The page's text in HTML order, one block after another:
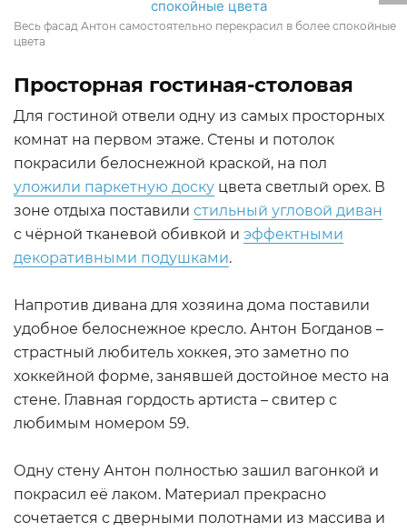
Весь фасад Антон самостоятельно перекрасил в более спокойные
цвета
Просторная гостиная-столовая
Для гостиной отвели одну из самых просторных
комнат на первом этаже. Стены и потолок
покрасили белоснежной краской, на пол
уложили паркетную доску цвета светлый орех. В
зоне отдыха поставили стильный угловой диван
с чёрной тканевой обивкой и эффектными
декоративными подушками.
Напротив дивана для хозяина дома поставили
удобное белоснежное кресло. Антон Богданов –
страстный любитель хоккея, это заметно по
хоккейной форме, занявшей достойное место на
стене. Главная гордость артиста – свитер с
любимым номером 59.
Одну стену Антон полностью зашил вагонкой и
покрасил её лаком. Материал прекрасно
сочетается с дверными полотнами из массива и